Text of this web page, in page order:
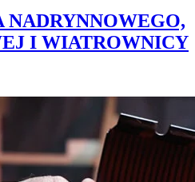
NADRYNNOWEGO,
I WIATROWNICY